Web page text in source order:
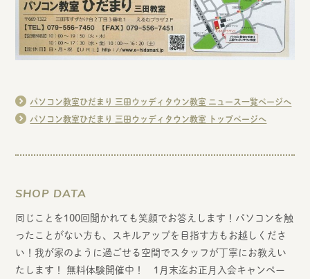
パソコン教室ひだまり 三田ウッディタウン教室 ニュース一覧ページへ
パソコン教室ひだまり 三田ウッディタウン教室 トップページへ
SHOP DATA
同じことを100回聞かれても笑顔でお答えします！パソコンを触
ったことがない方も、スキルアップを目指す方もお越しくださ
い！我が家のように過ごせる空間でスタッフが丁寧にお教えい
たします！ 無料体験開催中！ 1月末迄お正月入会キャンペー